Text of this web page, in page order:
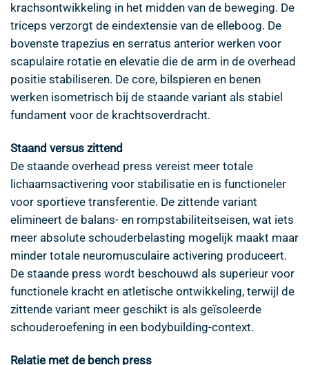
krachsontwikkeling in het midden van de beweging. De
triceps verzorgt de eindextensie van de elleboog. De
bovenste trapezius en serratus anterior werken voor
scapulaire rotatie en elevatie die de arm in de overhead
positie stabiliseren. De core, bilspieren en benen
werken isometrisch bij de staande variant als stabiel
fundament voor de krachtsoverdracht.
Staand versus zittend
De staande overhead press vereist meer totale
lichaamsactivering voor stabilisatie en is functioneler
voor sportieve transferentie. De zittende variant
elimineert de balans- en rompstabiliteitseisen, wat iets
meer absolute schouderbelasting mogelijk maakt maar
minder totale neuromusculaire activering produceert.
De staande press wordt beschouwd als superieur voor
functionele kracht en atletische ontwikkeling, terwijl de
zittende variant meer geschikt is als geïsoleerde
schouderoefening in een bodybuilding-context.
Relatie met de bench press